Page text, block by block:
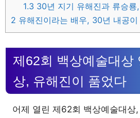
1.3 30년 지기 유해진과 류승룡
2 유해진이라는 배우, 30년 내공이
제62회 백상예술대상
상, 유해진이 품었다
어제 열린 제62회 백상예술대상